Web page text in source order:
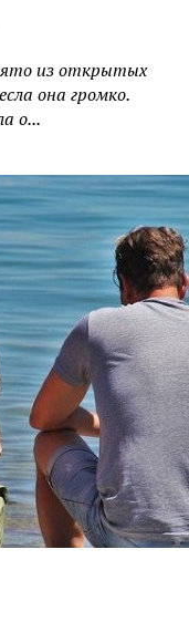
из открытых
она громко.
о...